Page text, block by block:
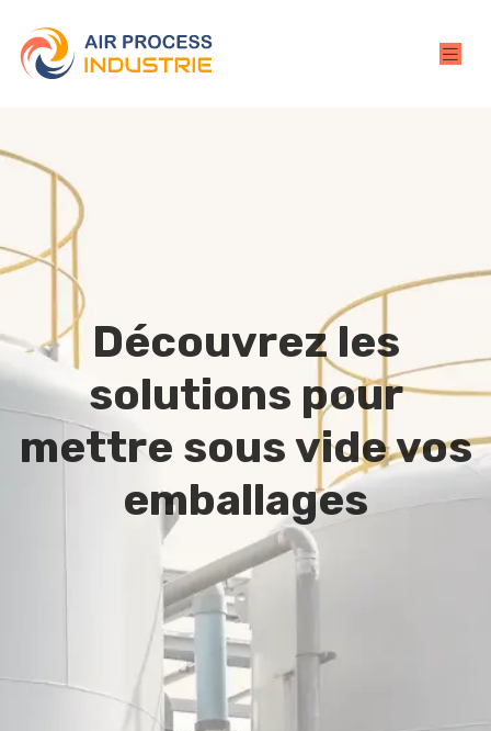
Découvrez les
solutions pour
mettre sous vide vos
emballages